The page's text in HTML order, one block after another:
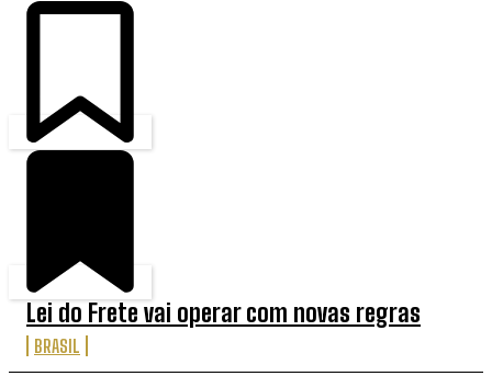
Lei do Frete vai operar com novas regras
BRASIL